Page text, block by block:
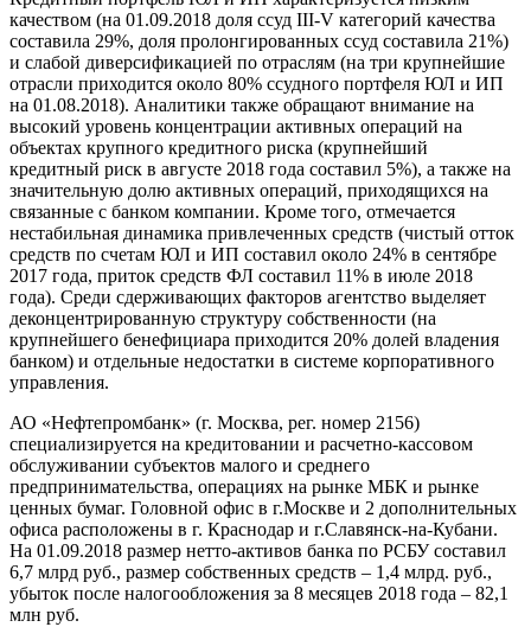
качеством (на 01.09.2018 доля ссуд III-V категорий качества
составила 29%, доля пролонгированных ссуд составила 21%)
и слабой диверсификацией по отраслям (на три крупнейшие
отрасли приходится около 80% ссудного портфеля ЮЛ и ИП
на 01.08.2018). Аналитики также обращают внимание на
высокий уровень концентрации активных операций на
объектах крупного кредитного риска (крупнейший
кредитный риск в августе 2018 года составил 5%), а также на
значительную долю активных операций, приходящихся на
связанные с банком компании. Кроме того, отмечается
нестабильная динамика привлеченных средств (чистый отток
средств по счетам ЮЛ и ИП составил около 24% в сентябре
2017 года, приток средств ФЛ составил 11% в июле 2018
года). Среди сдерживающих факторов агентство выделяет
деконцентрированную структуру собственности (на
крупнейшего бенефициара приходится 20% долей владения
банком) и отдельные недостатки в системе корпоративного
управления.
АО «Нефтепромбанк» (г. Москва, рег. номер 2156)
специализируется на кредитовании и расчетно-кассовом
обслуживании субъектов малого и среднего
предпринимательства, операциях на рынке МБК и рынке
ценных бумаг. Головной офис в г.Москве и 2 дополнительных
офиса расположены в г. Краснодар и г.Славянск-на-Кубани.
На 01.09.2018 размер нетто-активов банка по РСБУ составил
6,7 млрд руб., размер собственных средств – 1,4 млрд. руб.,
убыток после налогообложения за 8 месяцев 2018 года – 82,1
млн руб.